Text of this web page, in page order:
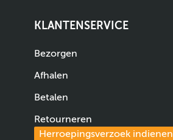
KLANTENSERVICE
Bezorgen
Afhalen
Betalen
Retourneren
Herroepingsverzoek indienen